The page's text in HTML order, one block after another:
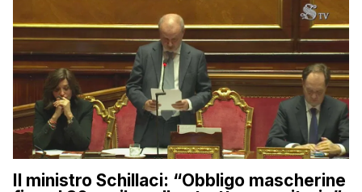
Il ministro Schillaci: “Obbligo mascherine